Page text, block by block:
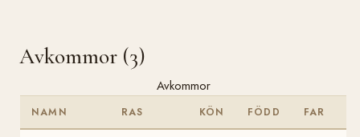
Avkommor (3)
Avkommor
NAMN RAS KÖN FÖDD FAR